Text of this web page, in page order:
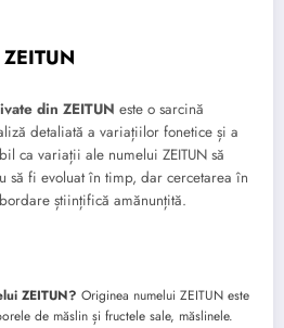
din ZEITUN este o sarcină
detaliată a variațiilor fonetice și a
ca variații ale numelui ZEITUN să
să fi evoluat în timp, dar cercetarea în
științifică amănunțită.
ZEITUN? Originea numelui ZEITUN este
de măslin și fructele sale, măslinele.